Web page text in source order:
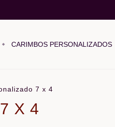
CARIMBOS PERSONALIZADOS
7 x 4
X 4